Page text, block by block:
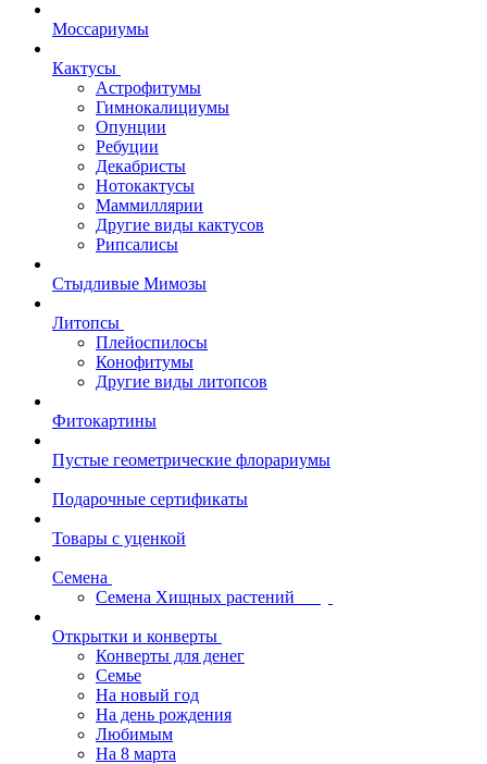
Моссариумы
Кактусы
Астрофитумы
Гимнокалициумы
Опунции
Ребуции
Декабристы
Нотокактусы
Маммиллярии
Другие виды кактусов
Рипсалисы
Стыдливые Мимозы
Литопсы
Плейоспилосы
Конофитумы
Другие виды литопсов
Фитокартины
Пустые геометрические флорариумы
Подарочные сертификаты
Товары с уценкой
Семена
Семена Хищных растений
Открытки и конверты
Конверты для денег
Семье
На новый год
На день рождения
Любимым
На 8 марта